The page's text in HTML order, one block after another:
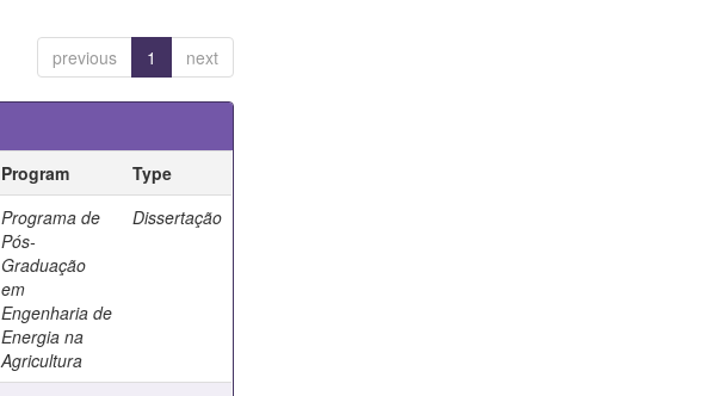
previous 1 next
Program
Type
Programa de
Pós-
Graduação
em
Engenharia de
Energia na
Agricultura
Dissertação